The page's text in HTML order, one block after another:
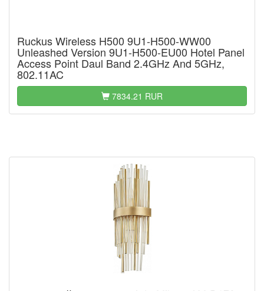
Ruckus Wireless H500 9U1-H500-WW00
Unleashed Version 9U1-H500-EU00 Hotel Panel
Access Point Daul Band 2.4GHz And 5GHz,
802.11AC
7834.21 RUR